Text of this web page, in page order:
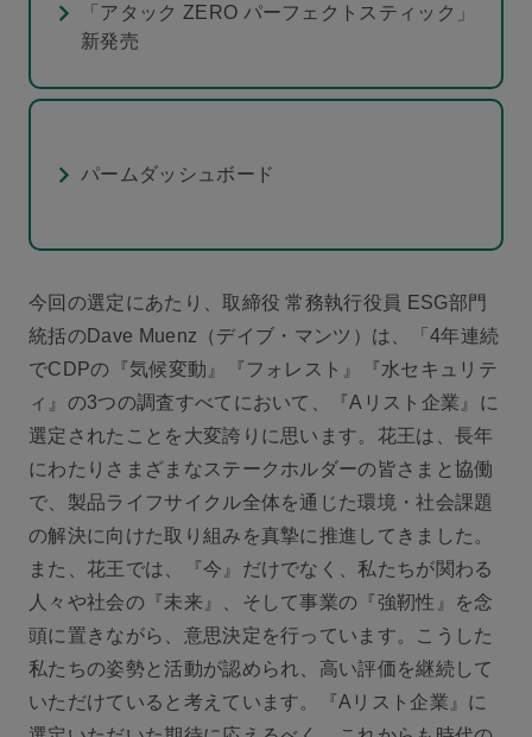
「アタック ZERO パーフェクトスティック」
新発売
パームダッシュボード
今回の選定にあたり、取締役 常務執行役員 ESG部門
統括のDave Muenz（デイブ・マンツ）は、「4年連続
でCDPの『気候変動』『フォレスト』『水セキュリテ
ィ』の3つの調査すべてにおいて、『Aリスト企業』に
選定されたことを大変誇りに思います。花王は、長年
にわたりさまざまなステークホルダーの皆さまと協働
で、製品ライフサイクル全体を通じた環境・社会課題
の解決に向けた取り組みを真摯に推進してきました。
また、花王では、『今』だけでなく、私たちが関わる
人々や社会の『未来』、そして事業の『強靭性』を念
頭に置きながら、意思決定を行っています。こうした
私たちの姿勢と活動が認められ、高い評価を継続して
いただけていると考えています。『Aリスト企業』に